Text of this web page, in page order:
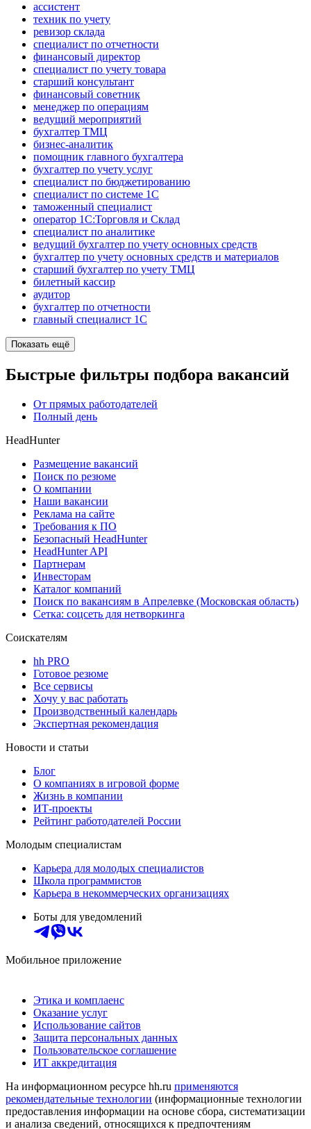
ассистент
техник по учету
ревизор склада
специалист по отчетности
финансовый директор
специалист по учету товара
старший консультант
финансовый советник
менеджер по операциям
ведущий мероприятий
бухгалтер ТМЦ
бизнес-аналитик
помощник главного бухгалтера
бухгалтер по учету услуг
специалист по бюджетированию
специалист по системе 1С
таможенный специалист
оператор 1С:Торговля и Склад
специалист по аналитике
ведущий бухгалтер по учету основных средств
бухгалтер по учету основных средств и материалов
старший бухгалтер по учету ТМЦ
билетный кассир
аудитор
бухгалтер по отчетности
главный специалист 1С
Показать ещё
Быстрые фильтры подбора вакансий
От прямых работодателей
Полный день
HeadHunter
Размещение вакансий
Поиск по резюме
О компании
Наши вакансии
Реклама на сайте
Требования к ПО
Безопасный HeadHunter
HeadHunter API
Партнерам
Инвесторам
Каталог компаний
Поиск по вакансиям в Апрелевке (Московская область)
Сетка: соцсеть для нетворкинга
Соискателям
hh PRO
Готовое резюме
Все сервисы
Хочу у вас работать
Производственный календарь
Экспертная рекомендация
Новости и статьи
Блог
О компаниях в игровой форме
Жизнь в компании
ИТ-проекты
Рейтинг работодателей России
Молодым специалистам
Карьера для молодых специалистов
Школа программистов
Карьера в некоммерческих организациях
Боты для уведомлений
Мобильное приложение
Этика и комплаенс
Оказание услуг
Использование сайтов
Защита персональных данных
Пользовательское соглашение
ИТ аккредитация
На информационном ресурсе hh.ru применяются
рекомендательные технологии (информационные технологии
предоставления информации на основе сбора, систематизации
и анализа сведений, относящихся к предпочтениям